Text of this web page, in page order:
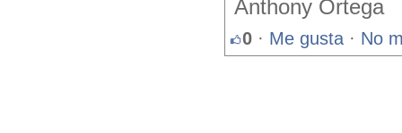
Anthony Ortega
0 · Me gusta · No